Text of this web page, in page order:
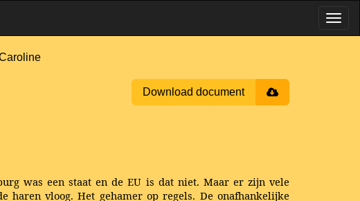
Download document
was een staat en de EU is dat niet. Maar er zijn vele
vloog. Het gehamer op regels. De onafhankelijke